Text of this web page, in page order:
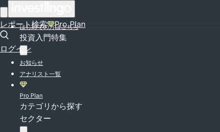
レポート検索 Pro Plan
ログイン
はじめての方はこちら
投資入門特集
お知らせ
アナリスト一覧
Pro Plan
カテゴリから探す
セクター